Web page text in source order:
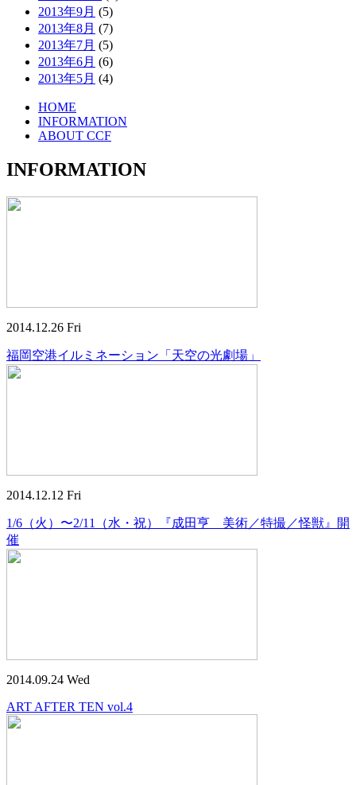
2013年9月 (5)
2013年8月 (7)
2013年7月 (5)
2013年6月 (6)
2013年5月 (4)
HOME
INFORMATION
ABOUT CCF
INFORMATION
2014.12.26 Fri
福岡空港イルミネーション「天空の光劇場」
2014.12.12 Fri
1/6（火）〜2/11（水・祝）『成田亨 美術／特撮／怪獣』開
催
2014.09.24 Wed
ART AFTER TEN vol.4